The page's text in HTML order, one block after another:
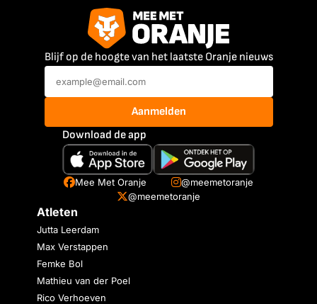
Blijf op de hoogte van het laatste Oranje nieuws
Aanmelden
Download de app
Mee Met Oranje
@meemetoranje
@meemetoranje
Atleten
Jutta Leerdam
Max Verstappen
Femke Bol
Mathieu van der Poel
Rico Verhoeven